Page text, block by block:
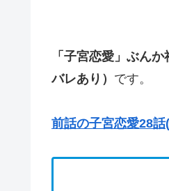
「子宮恋愛」 ぶんか
バレあり） です。
前話の子宮恋愛28